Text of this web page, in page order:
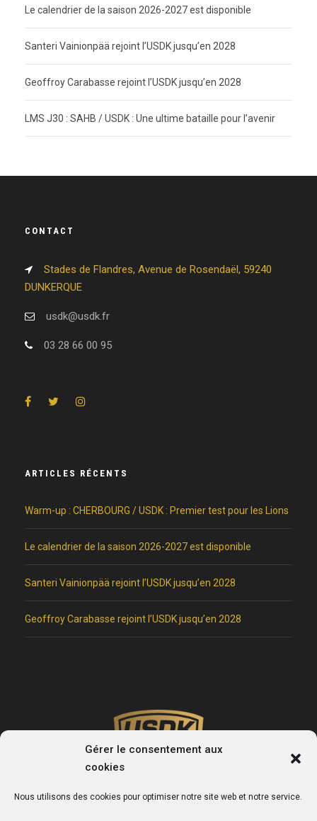
Gérer le consentement aux
cookies
Nous utilisons des cookies pour optimiser notre site web et notre service.
Le calendrier de la saison 2026-2027 est disponible
Santeri Vainionpää rejoint l’USDK jusqu’en 2028
Geoffroy Carabasse rejoint l’USDK jusqu’en 2028
LMS J30 : SAHB / USDK : Une ultime bataille pour l’avenir
CONTACT
Stades de Flandres, Avenue de Rosendaël, 59240
DUNKERQUE
usdk@usdk.fr
03 28 66 00 95
ARTICLES RÉCENTS
Warm-up : CHERBOURG / USDK : Premier test pour les Lions
Le calendrier de la saison 2026-2027 est disponible
Santeri Vainionpää rejoint l’USDK jusqu’en 2028
Geoffroy Carabasse rejoint l’USDK jusqu’en 2028